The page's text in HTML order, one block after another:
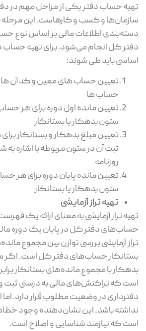
تهیه حساب دفتر یکی از مراحل مهم در
سازمان‌ها و کسب و کارهاست. این مرحله
دسته‌بندی اطلاعات مالی بر اساس نوع
دفتر کل انجام می‌شود. برای تهیه حساب
اساسی باید طی شوند:
تعیین حساب های معین و کد آن ها
حساب ها
تعیین مانده اول دوره برای هر
ستون بدهکار یا بستانکار
تعیین مبلغ بدهکار و بستانکار
ثبت آن در ستون مربوطه با اشاره به
روزنامه
تعیین مانده پایان دوره برای هر
ستون بدهکار یا بستانکار
تهیه تراز آزمایشی
تهیه تراز آزمایشی به معنای ارائه یک
حساب‌های دفتر کل در پایان یک دوره
تراز آزمایشی بررسی توازن بین مجموع
بستانکار حساب‌های دفتر کل است. اگر
بدهکار با مجموع مانده‌های بستانکار
است که تراکنش‌های مالی به درستی ثبت
دفترداری در وضعیت مطلوب قرار دارد.
نداشته باشد، این نشان‌دهنده وجود
است که نیازمند شناسایی و اصلاح است.